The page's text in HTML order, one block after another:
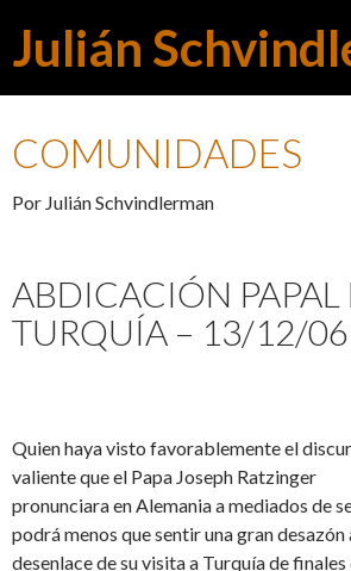
Buscar
COMUNIDADES
Por Julián Schvindlerman
ABDICACIÓN PAPAL
TURQUÍA – 13/12/06
Quien haya visto favorablemente el
valiente que el Papa Joseph Ratzinger
pronunciara en Alemania a mediados de
podrá menos que sentir una gran
desenlace de su visita a Turquía de